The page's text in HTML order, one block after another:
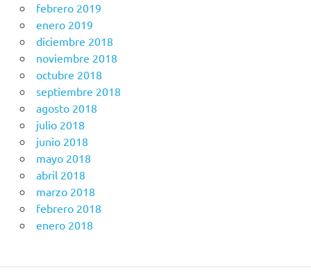
febrero 2019
enero 2019
diciembre 2018
noviembre 2018
octubre 2018
septiembre 2018
agosto 2018
julio 2018
junio 2018
mayo 2018
abril 2018
marzo 2018
febrero 2018
enero 2018